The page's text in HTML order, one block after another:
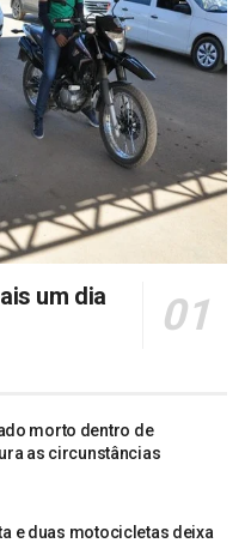
um dia
morto dentro de
as circunstâncias
e duas motocicletas deixa